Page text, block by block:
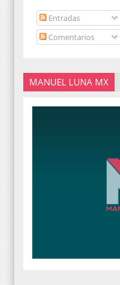
Entradas
Comentarios
MANUEL LUNA MX